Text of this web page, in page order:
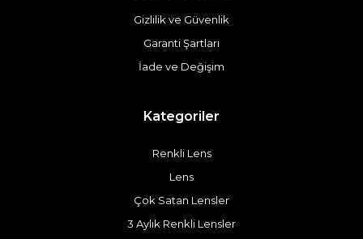
Gizlilik ve Güvenlik
Garanti Şartları
İade ve Değişim
Kategoriler
Renkli Lens
Lens
Çok Satan Lensler
3 Aylık Renkli Lensler